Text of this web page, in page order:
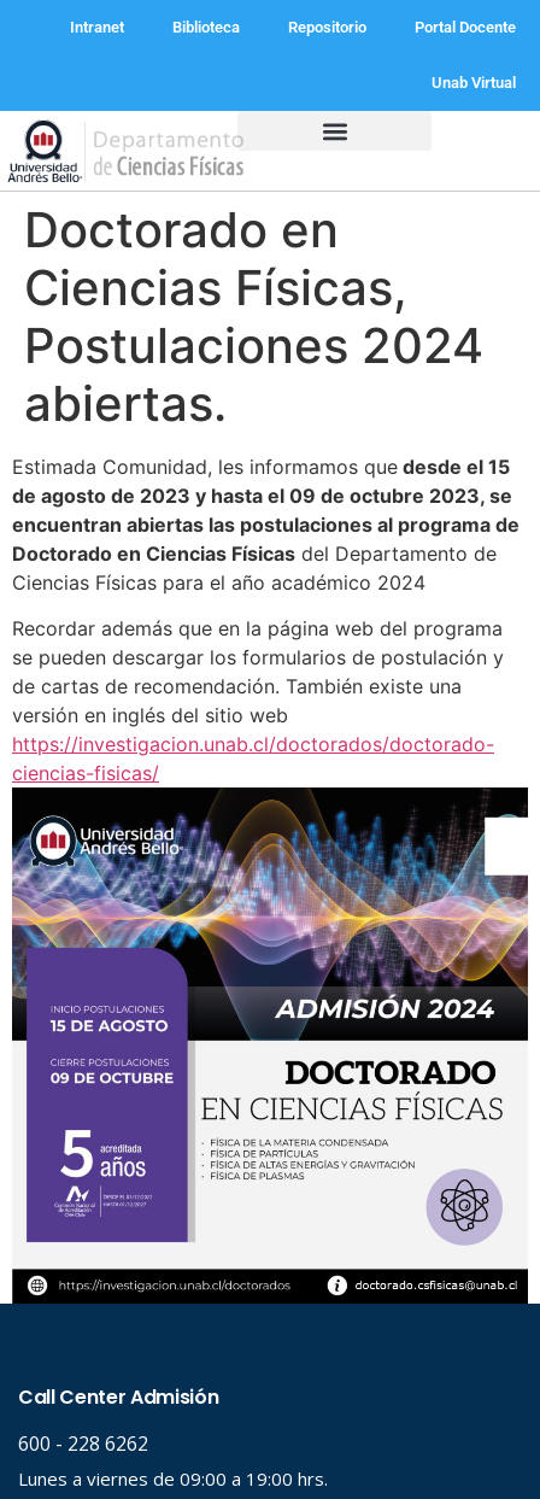
Intranet Biblioteca Repositorio Portal Docente
Unab Virtual
Doctorado en
Ciencias Físicas,
Postulaciones 2024
abiertas.
Estimada Comunidad, les informamos que desde el 15
de agosto de 2023 y hasta el 09 de octubre 2023, se
encuentran abiertas las postulaciones al programa de
Doctorado en Ciencias Físicas del Departamento de
Ciencias Físicas para el año académico 2024
Recordar además que en la página web del programa
se pueden descargar los formularios de postulación y
de cartas de recomendación. También existe una
versión en inglés del sitio web
https://investigacion.unab.cl/doctorados/doctorado-
ciencias-fisicas/